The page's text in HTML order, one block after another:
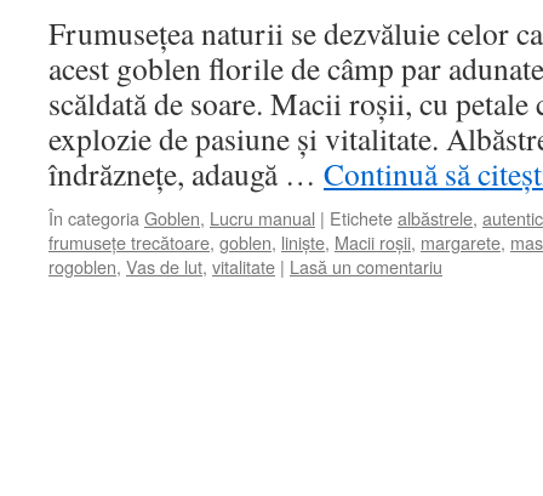
Frumusețea naturii se dezvăluie celor
acest goblen florile de câmp par
scăldată de soare. Macii roșii, cu petale
explozie de pasiune și vitalitate.
îndrăznețe, adaugă … Continuă să
În categoria Goblen, Lucru manual | Etichetealbăstrele,
frumusețe trecătoare, goblen, liniște, Macii roșii, margarete,
rogoblen, Vas de lut, vitalitate | Lasă un comentariu